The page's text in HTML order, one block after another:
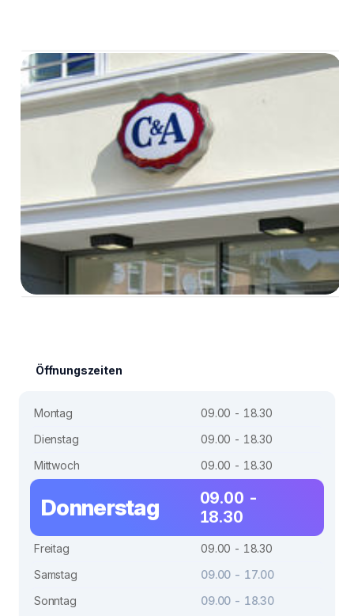
Öffnungszeiten
Montag
09.00 - 18.30
Dienstag
09.00 - 18.30
Mittwoch
09.00 - 18.30
Donnerstag
09.00 -
18.30
Freitag
09.00 - 18.30
Samstag
09.00 - 17.00
Sonntag
09.00 - 18.30